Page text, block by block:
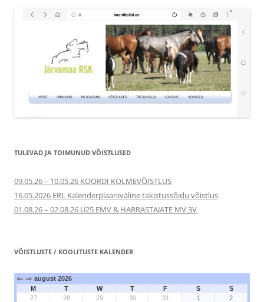
TULEVAD JA TOIMUNUD VÕISTLUSED
09.05.26 – 10.05.26 KOORDI KOLMEVÕISTLUS
16.05.2026 ERL Kalenderplaaniväline takistussõidu võistlus
01.08.26 – 02.08.26 U25 EMV & HARRASTAJATE MV 3V
VÕISTLUSTE / KOOLITUSTE KALENDER
⇐ ⇒ august 2026
M
T W T F S
S
27
28 29 30 31 1
2